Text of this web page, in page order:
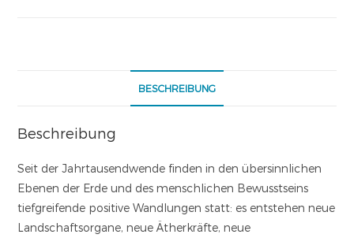
BESCHREIBUNG
Beschreibung
Seit der Jahrtausendwende finden in den übersinnlichen
Ebenen der Erde und des menschlichen Bewusstseins
tiefgreifende positive Wandlungen statt: es entstehen neue
Landschaftsorgane, neue Ätherkräfte, neue